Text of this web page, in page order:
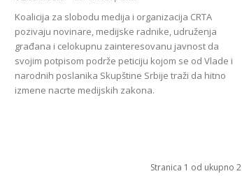
Koalicija za slobodu medija i organizacija CRTA
pozivaju novinare, medijske radnike, udruženja
građana i celokupnu zainteresovanu javnost da
svojim potpisom podrže peticiju kojom se od Vlade i
narodnih poslanika Skupštine Srbije traži da hitno
izmene nacrte medijskih zakona.
Stranica 1 od ukupno 2